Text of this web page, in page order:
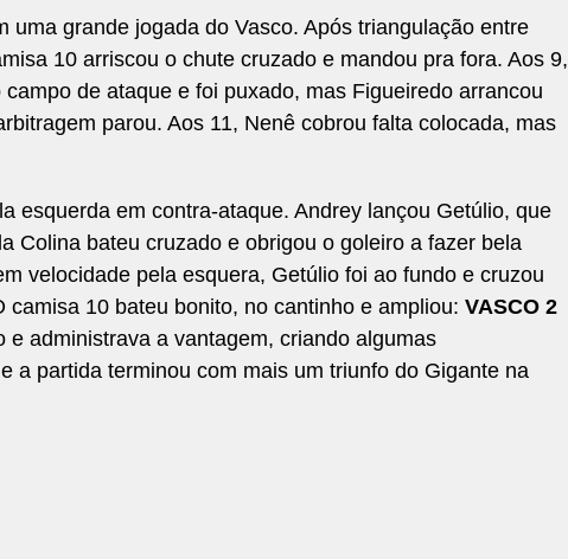
uma grande jogada do Vasco. Após triangulação entre
10 arriscou o chute cruzado e mandou pra fora. Aos 9,
de ataque e foi puxado, mas Figueiredo arrancou
parou. Aos 11, Nenê cobrou falta colocada, mas
esquerda em contra-ataque. Andrey lançou Getúlio, que
Colina bateu cruzado e obrigou o goleiro a fazer bela
velocidade pela esquera, Getúlio foi ao fundo e cruzou
camisa 10 bateu bonito, no cantinho e ampliou: VASCO 2
e administrava a vantagem, criando algumas
a partida terminou com mais um triunfo do Gigante na